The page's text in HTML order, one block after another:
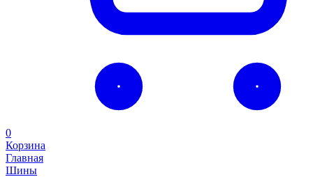
0
Корзина
Главная
Шины